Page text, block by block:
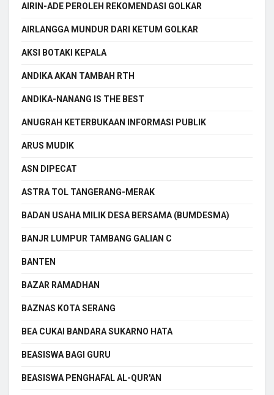
AIRIN-ADE PEROLEH REKOMENDASI GOLKAR
AIRLANGGA MUNDUR DARI KETUM GOLKAR
AKSI BOTAKI KEPALA
ANDIKA AKAN TAMBAH RTH
ANDIKA-NANANG IS THE BEST
ANUGRAH KETERBUKAAN INFORMASI PUBLIK
ARUS MUDIK
ASN DIPECAT
ASTRA TOL TANGERANG-MERAK
BADAN USAHA MILIK DESA BERSAMA (BUMDESMA)
BANJR LUMPUR TAMBANG GALIAN C
BANTEN
BAZAR RAMADHAN
BAZNAS KOTA SERANG
BEA CUKAI BANDARA SUKARNO HATA
BEASISWA BAGI GURU
BEASISWA PENGHAFAL AL-QUR'AN